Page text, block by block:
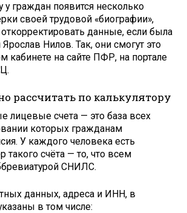
у граждан появится несколько
своей трудовой «биографии»,
данные, если была
Нилов. Так, они смогут это
кабинете на сайте ПФР, на портале
рассчитать по калькулятору
лицевые счета — это база всех
которых гражданам
У каждого человека есть
такого счёта — то, что всем
СНИЛС.
данных, адреса и ИНН, в
в том числе: